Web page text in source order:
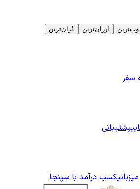
ارزان‌ترین گران‌ترین
سفر
پشتیبانی
کسب درآمد با سپنجا